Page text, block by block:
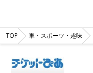
TOP 車・スポーツ・趣味